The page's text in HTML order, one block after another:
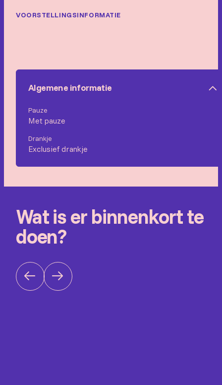
VOORSTELLINGSINFORMATIE
Algemene informatie
Pauze
Met pauze
Drankje
Exclusief drankje
Wat is er binnenkort te
doen?